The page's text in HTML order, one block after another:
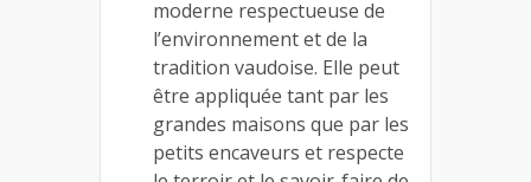
moderne respectueuse de
l’environnement et de la
tradition vaudoise. Elle peut
être appliquée tant par les
grandes maisons que par les
petits encaveurs et respecte